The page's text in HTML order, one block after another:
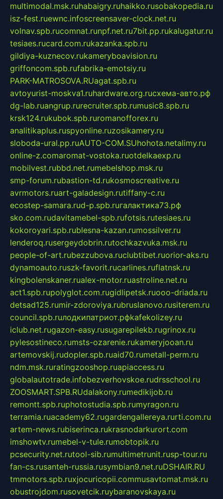
multimodal.msk.ruhabaigry.ruhaikko.rusobakopedia.ru
isz-fest.ruewnc.infoscreensaver-clock.net.ru
volnav.spb.rucomnat.runpf.net.ru7bit.pp.rukalugatur.ru
tesiaes.rucard.com.rukazanka.spb.ru
gildiya-kuznecov.rukameryboavision.ru
griffoncom.spb.rufabrika-emotsiy.ru
PARK-MATROSOVA.RUagat.spb.ru
avtoyurist-moskva1.ruhardware.org.ruсхема-авто.рф
dg-lab.ruangrup.rurecruiter.spb.rumusic8.spb.ru
krsk124.rukubok.spb.ruromanofforex.ru
analitikaplus.ruspyonline.ruzosikamery.ru
sloboda-ural.pp.ruAUTO-COM.SUhohota.netalimy.ru
online-z.comaromat-vostoka.ruotdelkaexp.ru
mobilvest.rubbd.net.rumebelshop.msk.ru
smp-forum.rubastion-td.rukosmoscreative.ru
avrmotors.ruart-galadesign.rutiffany-c.ru
ecostep-samara.rud-p.spb.ruгалактика73.рф
sko.com.rudavitamebel-spb.rufotsis.rutesiaes.ru
kokoroyari.spb.rublesna-kazan.rumossilver.ru
lenderoq.rusergeydobrin.rutochkazvuka.msk.ru
people-of-art.rubezzubova.ruclubtibet.ruorior-aks.ru
dynamoauto.ruszk-favorit.rucarlines.ruflatnsk.ru
kingbolenskaner.rualex-motor.ruastroline.net.ru
act1.spb.rupolyglot.com.rugidlipetsk.ruooo-driada.ru
detsad125.rumir-zdoroviya.rubruslanovo.rusiterem.ru
council.spb.ruлодкипатриот.рфkafekolizey.ru
iclub.net.rugazon-easy.rusugarepilekb.rugrinox.ru
pylesostineco.rumsts-ozarenie.rukameryjooan.ru
artemovskij.rudopler.spb.ruaid70.rumetall-perm.ru
ndm.msk.ruratingzooshop.ruapiaccess.ru
globalautotrade.infobezverhovskoe.rudrsschool.ru
ZOOSMART.SPB.RUdalakony.rumedikijob.ru
remontt.spb.ruphotostudia.spb.rumyragon.ru
terramia.ruacademy62.rugardengallereya.rurti.com.ru
artem-news.rubiserinca.rukrasnodarkurort.com
imshowtv.rumebel-v-tule.rumobtopik.ru
pcsecurity.net.rutool-sib.rumultimetrunit.rusp-tour.ru
fan-cs.rusanteh-russia.rusymbian9.net.ruDSHAIR.RU
tmmotors.spb.ruxjocuricopii.commusavtomat.msk.ru
obustrojdom.rusovetcik.ruybaranovskaya.ru